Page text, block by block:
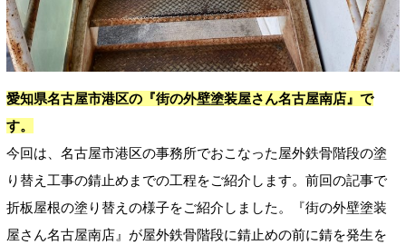
愛知県名古屋市港区の『街の外壁塗装屋さん名古屋南店』で
す。
今回は、名古屋市港区の事務所でおこなった屋外鉄骨階段の塗
り替え工事の錆止めまでの工程をご紹介します。前回の記事で
折板屋根の塗り替えの様子をご紹介しました。『街の外壁塗装
屋さん名古屋南店』が屋外鉄骨階段に錆止めの前に錆を発生を